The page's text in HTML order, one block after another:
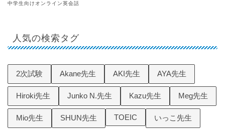
中学生向けオンライン英会話
人気の検索タグ
2次試験 Akane先生 AKI先生 AYA先生
Hiroki先生 Junko N.先生 Kazu先生 Meg先生
Mio先生 SHUN先生 TOEIC いっこ先生